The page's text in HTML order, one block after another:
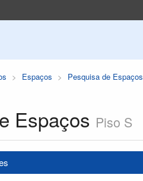
Espaços Pesquisa de Espaços
Espaços Piso S